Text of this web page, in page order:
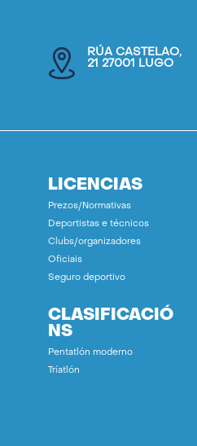
RÚA CASTELAO,
21 27001 LUGO
LICENCIAS
Prezos/Normativas
Deportistas e técnicos
Clubs/organizadores
Oficiais
Seguro deportivo
CLASIFICACIÓ
NS
Pentatlón moderno
Tríatlón